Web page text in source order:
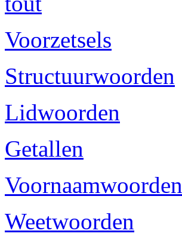
Voorzetsels
Structuurwoorden
Lidwoorden
Getallen
Voornaamwoorden
Weetwoorden